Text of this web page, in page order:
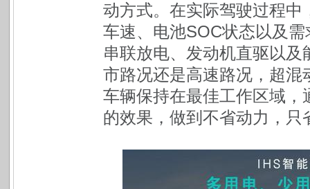
动方式。在实际驾驶过程
车速、电池SOC状态以及
串联放电、发动机直驱以
市路况还是高速路况，超
车辆保持在最佳工作区域
的效果，做到不省动力，只